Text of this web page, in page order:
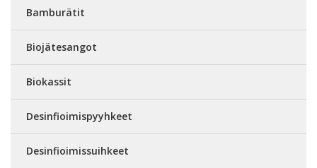
Bamburätit
Biojätesangot
Biokassit
Desinfioimispyyhkeet
Desinfioimissuihkeet